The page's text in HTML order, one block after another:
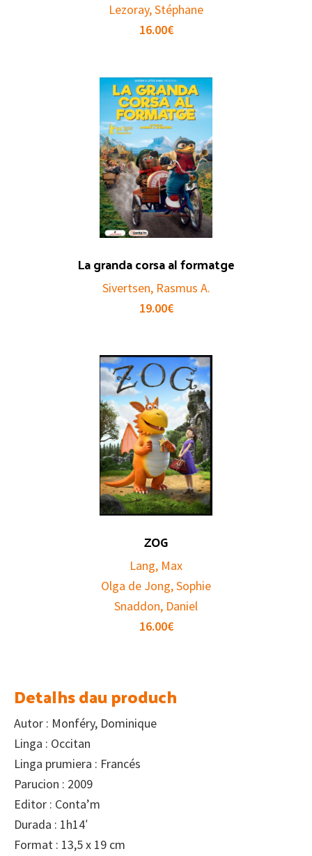
Lezoray, Stéphane
16.00€
La granda corsa al formatge
Sivertsen, Rasmus A.
19.00€
ZOG
Lang, Max
Olga de Jong, Sophie
Snaddon, Daniel
16.00€
Detalhs dau produch
Autor : Monféry, Dominique
Linga : Occitan
Linga prumiera : Francés
Parucion : 2009
Editor : Conta’m
Durada : 1h14′
Format : 13,5 x 19 cm